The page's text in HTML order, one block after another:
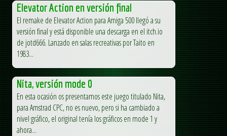
Elevator Action en versión final
El remake de Elevator Action para Amiga 500 llegó a su
versión final y está disponible una descarga en el itch.io
de jotd666. Lanzado en salas recreativas por Taito en
1983...
Nita, versión mode 0
En esta ocasión os presentamos este juego titulado Nita,
para Amstrad CPC, no es nuevo, pero si ha cambiado a
nivel gráfico, el original tenía los gráficos en mode 1 y
ahora...